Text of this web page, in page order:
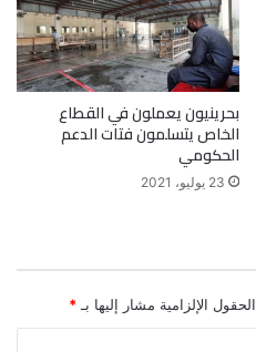
بحرينيون يعملون في القطاع
الخاص يتسلمون فتات الدعم
الحكومي
23 يوليو، 2021
الحقول الإلزامية مشار إليها بـ *